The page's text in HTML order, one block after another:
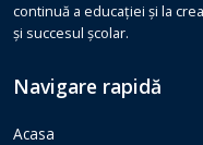
continuă a educației și la
și succesul școlar.
Navigare rapidă
Acasa